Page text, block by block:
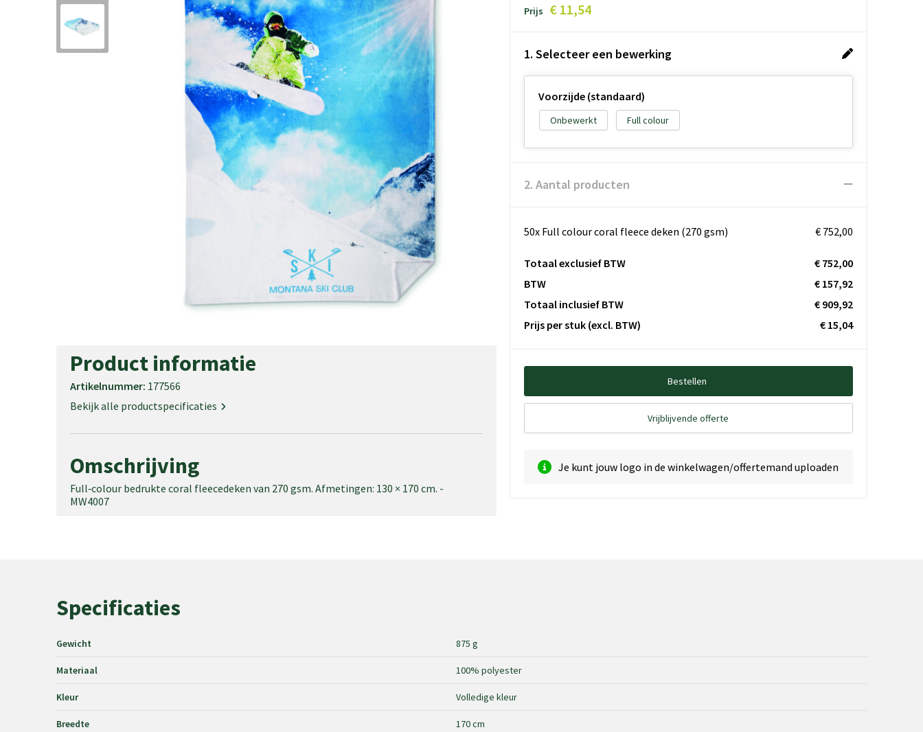
Product informatie
Artikelnummer: 177566
Bekijk alle productspecificaties
Omschrijving
Full‑colour bedrukte coral fleecedeken van 270 gsm. Afmetingen: 130 × 170 cm. -
MW4007
Prijs € 11,54
1. Selecteer een bewerking
Voorzijde (standaard)
Onbewerkt Full colour
2. Aantal producten
50x Full colour coral fleece deken (270 gsm) € 752,00
Totaal exclusief BTW
€ 752,00
BTW
€ 157,92
Totaal inclusief BTW
€ 909,92
Prijs per stuk (excl. BTW) € 15,04
Bestellen
Vrijblijvende offerte
Je kunt jouw logo in de winkelwagen/offertemand uploaden
Specificaties
Gewicht 875 g
Materiaal 100% polyester
Kleur Volledige kleur
Breedte 170 cm